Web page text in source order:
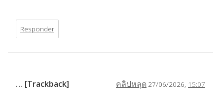
Responder
คลิปหลุด 27/06/2026, 15:07
… [Trackback]